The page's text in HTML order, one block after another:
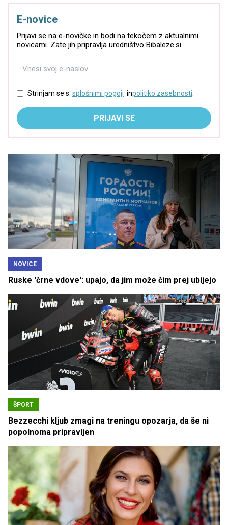
E-novice
Prijavi se na e-novičke in bodi na tekočem z aktualnimi
novicami. Zate jih pripravlja uredništvo Bibaleze.si.
Strinjam se s splošnimi pogoji inpolitiko zasebnosti.
PRIJAVI SE
NOVICE
Ruske 'črne vdove': upajo, da jim može čim prej ubijejo
ŠPORT
Bezzecchi kljub zmagi na treningu opozarja, da še ni
popolnoma pripravljen